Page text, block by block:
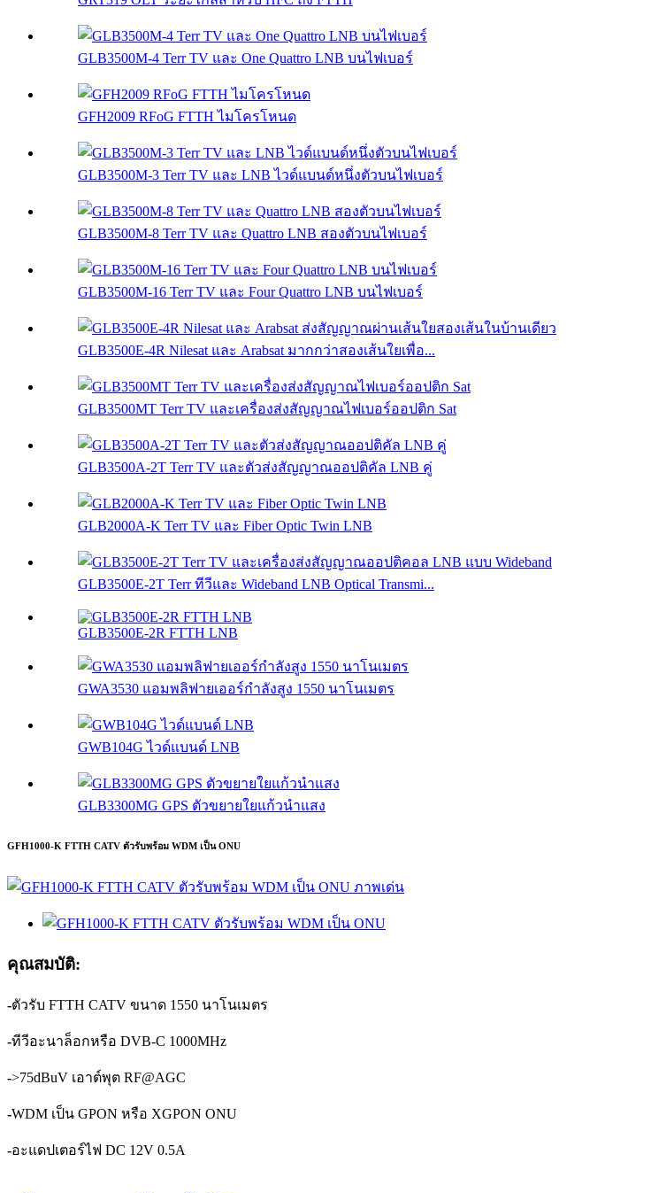
GLB3500M-4 Terr TV และ One Quattro LNB บนไฟเบอร์
GFH2009 RFoG FTTH ไมโครโหนด
GLB3500M-3 Terr TV และ LNB ไวด์แบนด์หนึ่งตัวบนไฟเบอร์
GLB3500M-8 Terr TV และ Quattro LNB สองตัวบนไฟเบอร์
GLB3500M-16 Terr TV และ Four Quattro LNB บนไฟเบอร์
GLB3500E-4R Nilesat และ Arabsat มากกว่าสองเส้นใยเพื่อ...
GLB3500MT Terr TV และเครื่องส่งสัญญาณไฟเบอร์ออปติก Sat
GLB3500A-2T Terr TV และตัวส่งสัญญาณออปติคัล LNB คู่
GLB2000A-K Terr TV และ Fiber Optic Twin LNB
GLB3500E-2T Terr ทีวีและ Wideband LNB Optical Transmi...
GLB3500E-2R FTTH LNB
GWA3530 แอมพลิฟายเออร์กำลังสูง 1550 นาโนเมตร
GWB104G ไวด์แบนด์ LNB
GLB3300MG GPS ตัวขยายใยแก้วนำแสง
GFH1000-K FTTH CATV ตัวรับพร้อม WDM เป็น ONU
คุณสมบัติ:
-ตัวรับ FTTH CATV ขนาด 1550 นาโนเมตร
-ทีวีอะนาล็อกหรือ DVB-C 1000MHz
->75dBuV เอาต์พุต RF@AGC
-WDM เป็น GPON หรือ XGPON ONU
-อะแดปเตอร์ไฟ DC 12V 0.5A